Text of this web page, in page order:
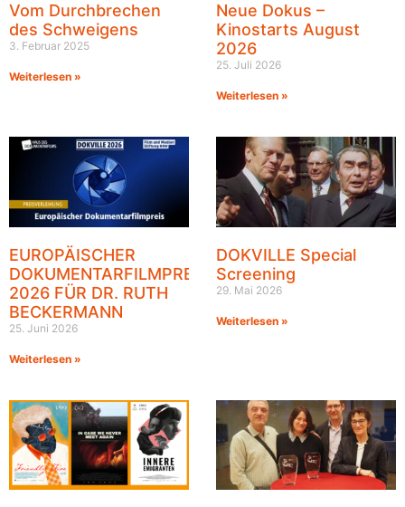
Vom Durchbrechen
des Schweigens
3. Februar 2025
Weiterlesen »
Neue Dokus –
Kinostarts August
2026
25. Juli 2026
Weiterlesen »
EUROPÄISCHER
DOKUMENTARFILMPREIS
2026 FÜR DR. RUTH
BECKERMANN
25. Juni 2026
Weiterlesen »
DOKVILLE Special
Screening
29. Mai 2026
Weiterlesen »